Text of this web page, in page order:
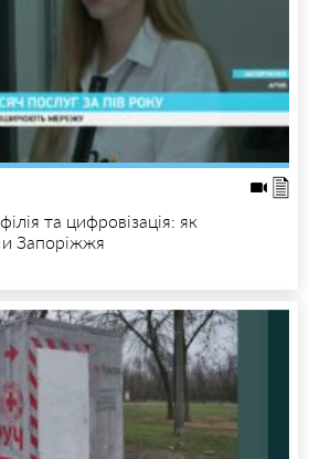
та цифровізація: як
Запоріжжя